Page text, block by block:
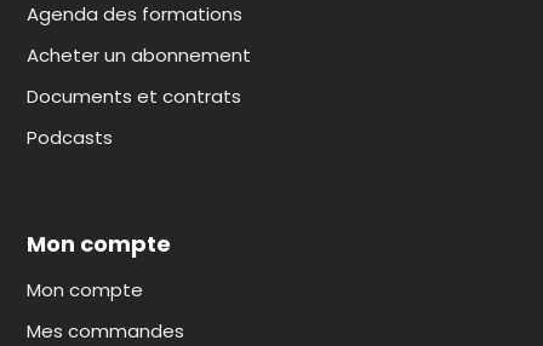
Agenda des formations
Acheter un abonnement
Documents et contrats
Podcasts
Mon compte
Mon compte
Mes commandes